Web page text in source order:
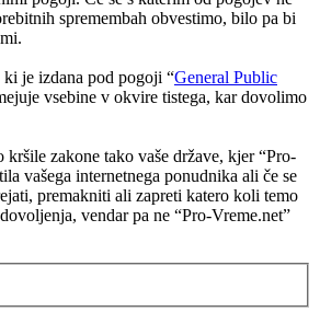
spremembah obvestimo, bilo pa bi
je izdana pod pogoji “General Public
vsebine v okvire tistega, kar dovolimo
zakone tako vaše države, kjer “Pro-
vašega internetnega ponudnika ali če se
premakniti ali zapreti katero koli temo
vendar pa ne “Pro-Vreme.net”